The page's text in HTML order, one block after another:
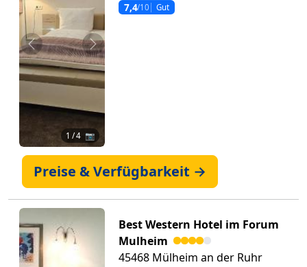
Zurück Weiter
1 / 4 📷
7,4/10 Gut
Preise & Verfügbarkeit →
Best Western Hotel im Forum
Mulheim
45468 Mülheim an der Ruhr